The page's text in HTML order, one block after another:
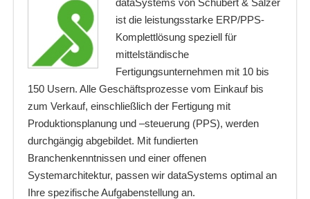
ist die leistungsstarke ERP/PPS-
Komplettlösung speziell für
mittelständische
Fertigungsunternehmen mit 10 bis
150 Usern. Alle Geschäftsprozesse vom Einkauf bis
zum Verkauf, einschließlich der Fertigung mit
Produktionsplanung und –steuerung (PPS), werden
durchgängig abgebildet. Mit fundierten
Branchenkenntnissen und einer offenen
Systemarchitektur, passen wir dataSystems optimal an
Ihre spezifische Aufgabenstellung an.